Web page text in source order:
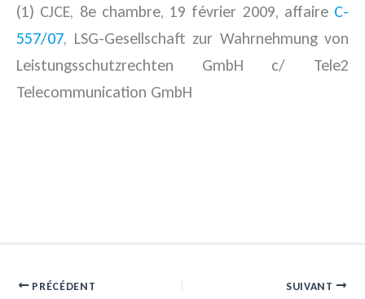
(1) CJCE, 8e chambre, 19 février 2009, affaire C-
557/07, LSG-Gesellschaft zur Wahrnehmung von
Leistungsschutzrechten GmbH c/ Tele2
Telecommunication GmbH
PRÉCÉDENT SUIVANT